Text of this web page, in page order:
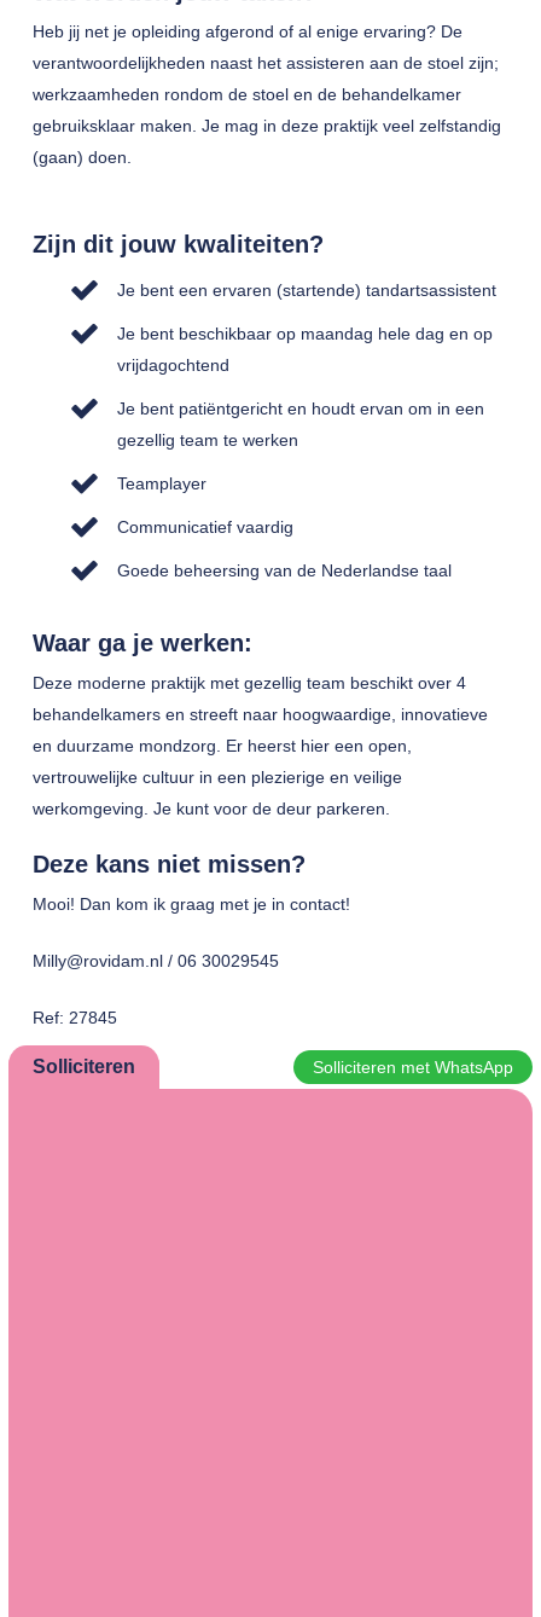
Heb jij net je opleiding afgerond of al enige ervaring? De
verantwoordelijkheden naast het assisteren aan de stoel zijn;
werkzaamheden rondom de stoel en de behandelkamer
gebruiksklaar maken. Je mag in deze praktijk veel zelfstandig
(gaan) doen.
Zijn dit jouw kwaliteiten?
Je bent een ervaren (startende) tandartsassistent
Je bent beschikbaar op maandag hele dag en op
vrijdagochtend
Je bent patiëntgericht en houdt ervan om in een
gezellig team te werken
Teamplayer
Communicatief vaardig
Goede beheersing van de Nederlandse taal
Waar ga je werken:
Deze moderne praktijk met gezellig team beschikt over 4
behandelkamers en streeft naar hoogwaardige, innovatieve
en duurzame mondzorg. Er heerst hier een open,
vertrouwelijke cultuur in een plezierige en veilige
werkomgeving. Je kunt voor de deur parkeren.
Deze kans niet missen?
Mooi! Dan kom ik graag met je in contact!
Milly@rovidam.nl / 06 30029545
Ref: 27845
Solliciteren Solliciteren met WhatsApp